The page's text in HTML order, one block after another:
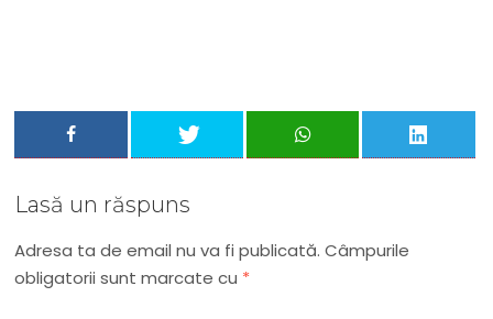
Lasă un răspuns
Adresa ta de email nu va fi publicată. Câmpurile
obligatorii sunt marcate cu *